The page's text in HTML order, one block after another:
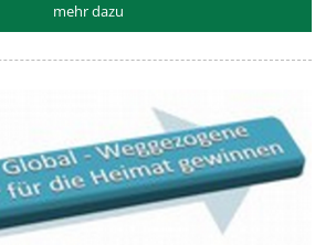
mehr dazu